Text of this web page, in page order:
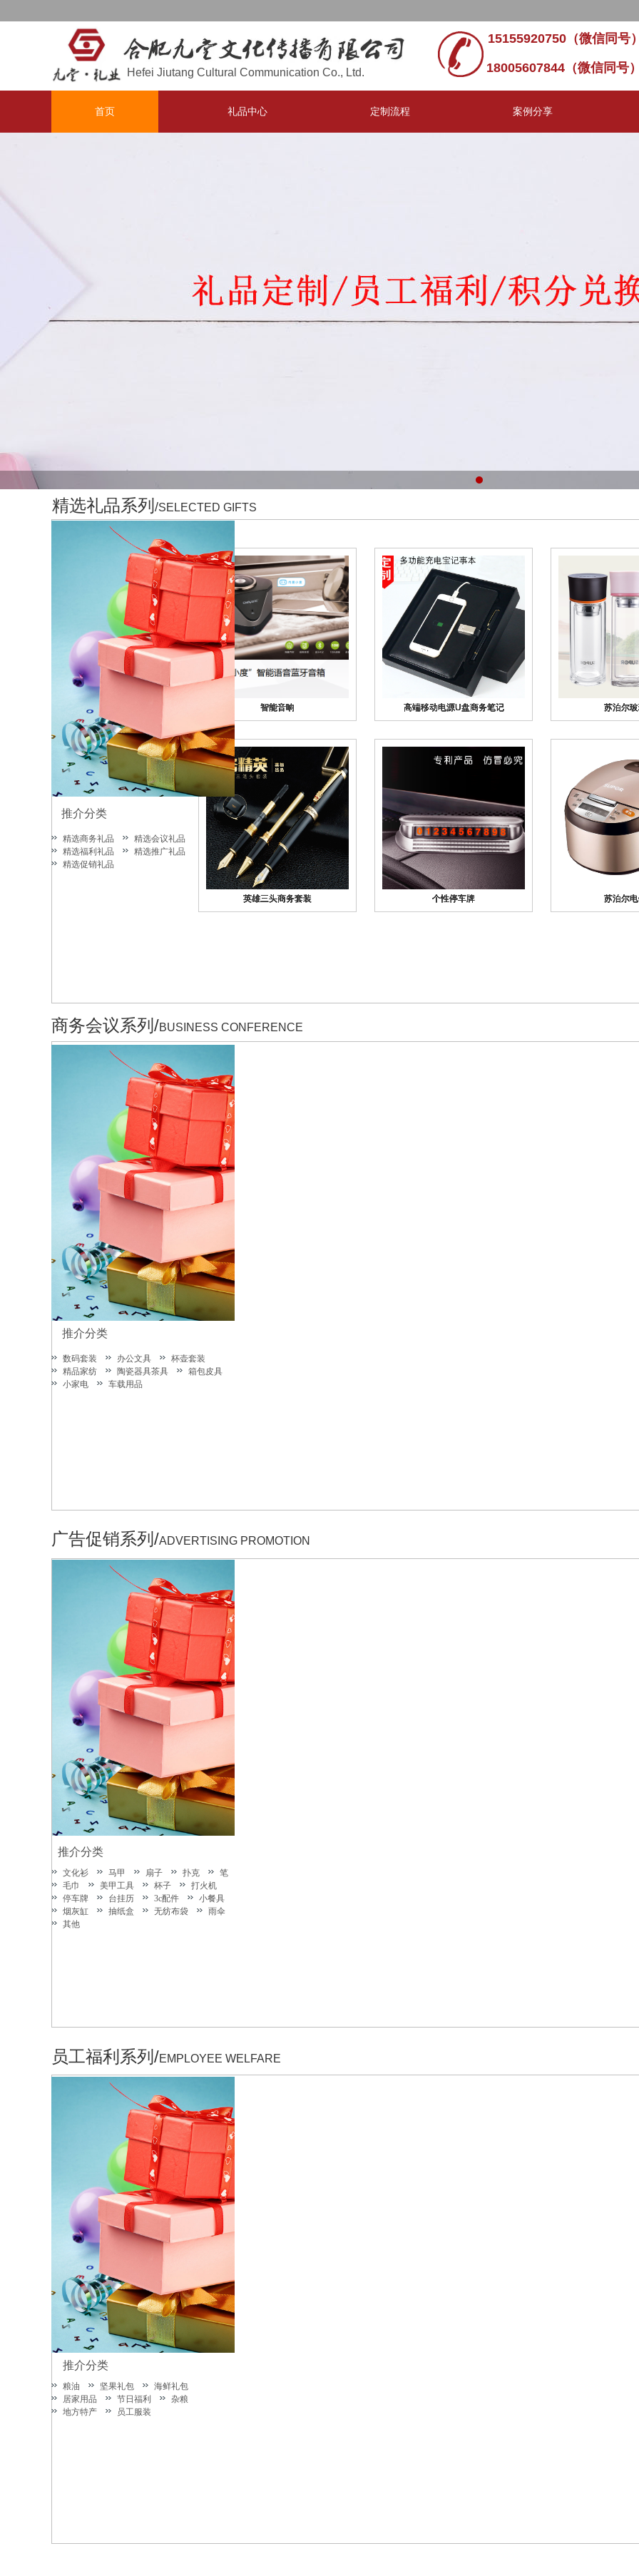
首页 礼品中心 定制流程 案例分享
Hefei Jiutang Cultural Communication Co., Ltd.
15155920750（微信同号
18005607844（微信同号
智能音响 高端移动电源U盘商务笔记 苏泊尔
英雄三头商务套装 个性停车牌 苏泊尔
广告促销系列/ADVERTISING PROMOTION
智能音响 高端移动电源U盘商务笔记 苏泊尔
英雄三头商务套装 个性停车牌 苏泊尔
智能音响 高端移动电源U盘商务笔记 苏泊尔
英雄三头商务套装 个性停车牌 苏泊尔
员工福利系列/EMPLOYEE WELFARE
数码套装 办公文具
杯壶套装
精品家纺
陶瓷器具茶具
箱包皮具
小家电
车载用品
推介分类
精选商务礼品
精选会议礼品
精选福利礼品
精选推广礼品
精选促销礼品
推介分类
智能音响 高端移动电源U盘商务笔记 苏泊尔
英雄三头商务套装 个性停车牌 苏泊尔
智能音响 高端移动电源U盘商务笔记 苏泊尔
英雄三头商务套装 个性停车牌 苏泊尔
推介分类
文化衫 马甲 扇子 扑克
笔
毛巾
美甲工具 杯子
打火机
停车牌
台挂历 3c配件
小餐具
烟灰缸
抽纸盒 无纺布袋
雨伞
其他
商务会议系列/BUSINESS CONFERENCE
粮油 坚果礼包
海鲜礼包
居家用品
节日福利
杂粮
地方特产
员工服装
推介分类
精选礼品系列 /SELECTED GIFTS